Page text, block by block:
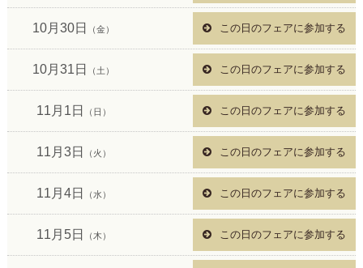
10月30日 （金） この日のフェアに参加する
10月31日 （土） この日のフェアに参加する
11月1日 （日） この日のフェアに参加する
11月3日 （火） この日のフェアに参加する
11月4日 （水） この日のフェアに参加する
11月5日 （木） この日のフェアに参加する